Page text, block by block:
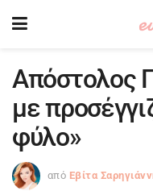
Απόστολος
με
φύλο»
από Εβίτα